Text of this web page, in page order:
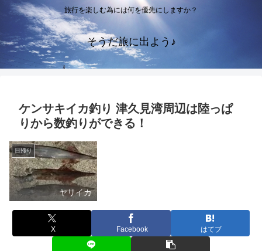
旅行を楽しむ為には何を優先にしますか？
そうだ旅に出よう♪
ケンサキイカ釣り 津久見湾周辺は陸っぱ
りから数釣りができる！
日帰り
ヤリイカ
X Facebook はてブ